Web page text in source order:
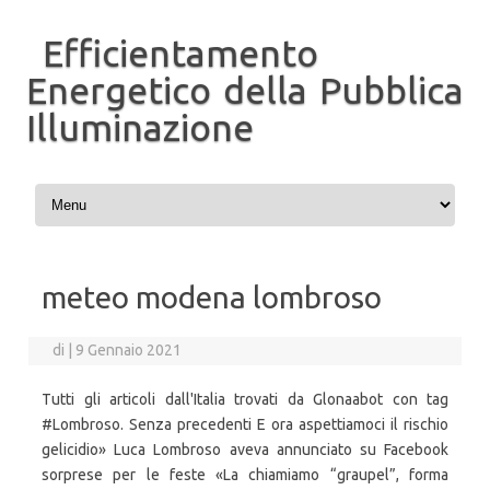
Efficientamento
Energetico della Pubblica
Illuminazione
Vai al contenuto
meteo modena lombroso
di 9 Gennaio 2021
Tutti gli articoli dall'Italia trovati da Glonaabot con tag
#Lombroso. Senza precedenti E ora aspettiamoci il rischio
gelicidio» Luca Lombroso aveva annunciato su Facebook
sorprese per le feste «La chiamiamo “graupel”, forma